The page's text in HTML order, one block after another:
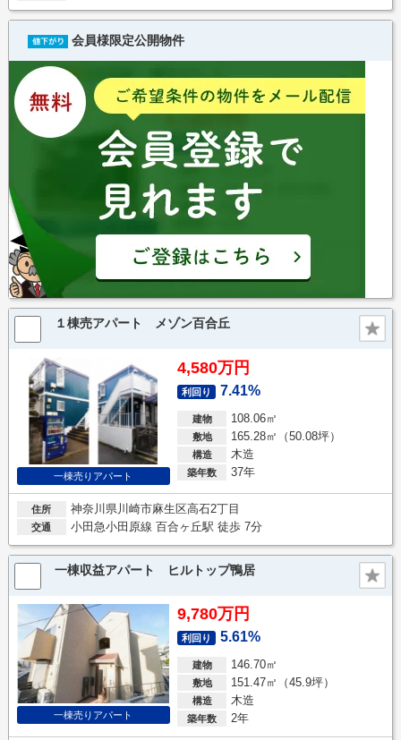
会員様限定公開物件
１棟売アパート メゾン百合丘
一棟売りアパート
4,580万円
利回り 7.41%
建物 108.06㎡
敷地 165.28㎡（50.08坪）
構造 木造
築年数 37年
住所 神奈川県川崎市麻生区高石2丁目
交通 小田急小田原線 百合ヶ丘駅 徒歩 7分
一棟収益アパート ヒルトップ鴨居
一棟売りアパート
9,780万円
利回り 5.61%
建物 146.70㎡
敷地 151.47㎡（45.9坪）
構造 木造
築年数 2年